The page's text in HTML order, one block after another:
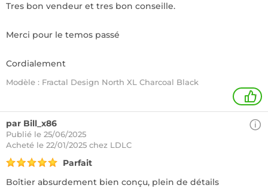
Tres bon vendeur et tres bon conseille.
Merci pour le temos passé
Cordialement
Modèle : Fractal Design North XL Charcoal Black
1
par Bill_x86
Publié le 25/06/2025
Acheté le 22/01/2025 chez LDLC
Parfait
Boîtier absurdement bien conçu, plein de détails